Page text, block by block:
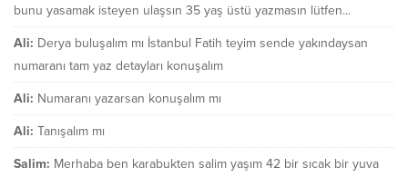
bunu yasamak isteyen ulaşsın 35 yaş üstü yazmasın lütfen...
Ali: Derya buluşalım mı İstanbul Fatih teyim sende yakındaysan
numaranı tam yaz detayları konuşalım
Ali: Numaranı yazarsan konuşalım mı
Ali: Tanışalım mı
Salim: Merhaba ben karabukten salim yaşım 42 bir sıcak bir yuva